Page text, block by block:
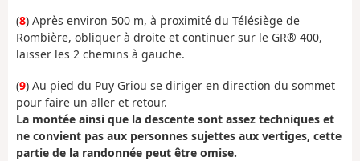
(8) Après environ 500 m, à proximité du Télésiège de
Rombière, obliquer à droite et continuer sur le GR® 400,
laisser les 2 chemins à gauche.
(9) Au pied du Puy Griou se diriger en direction du sommet
pour faire un aller et retour.
La montée ainsi que la descente sont assez techniques et
ne convient pas aux personnes sujettes aux vertiges, cette
partie de la randonnée peut être omise.